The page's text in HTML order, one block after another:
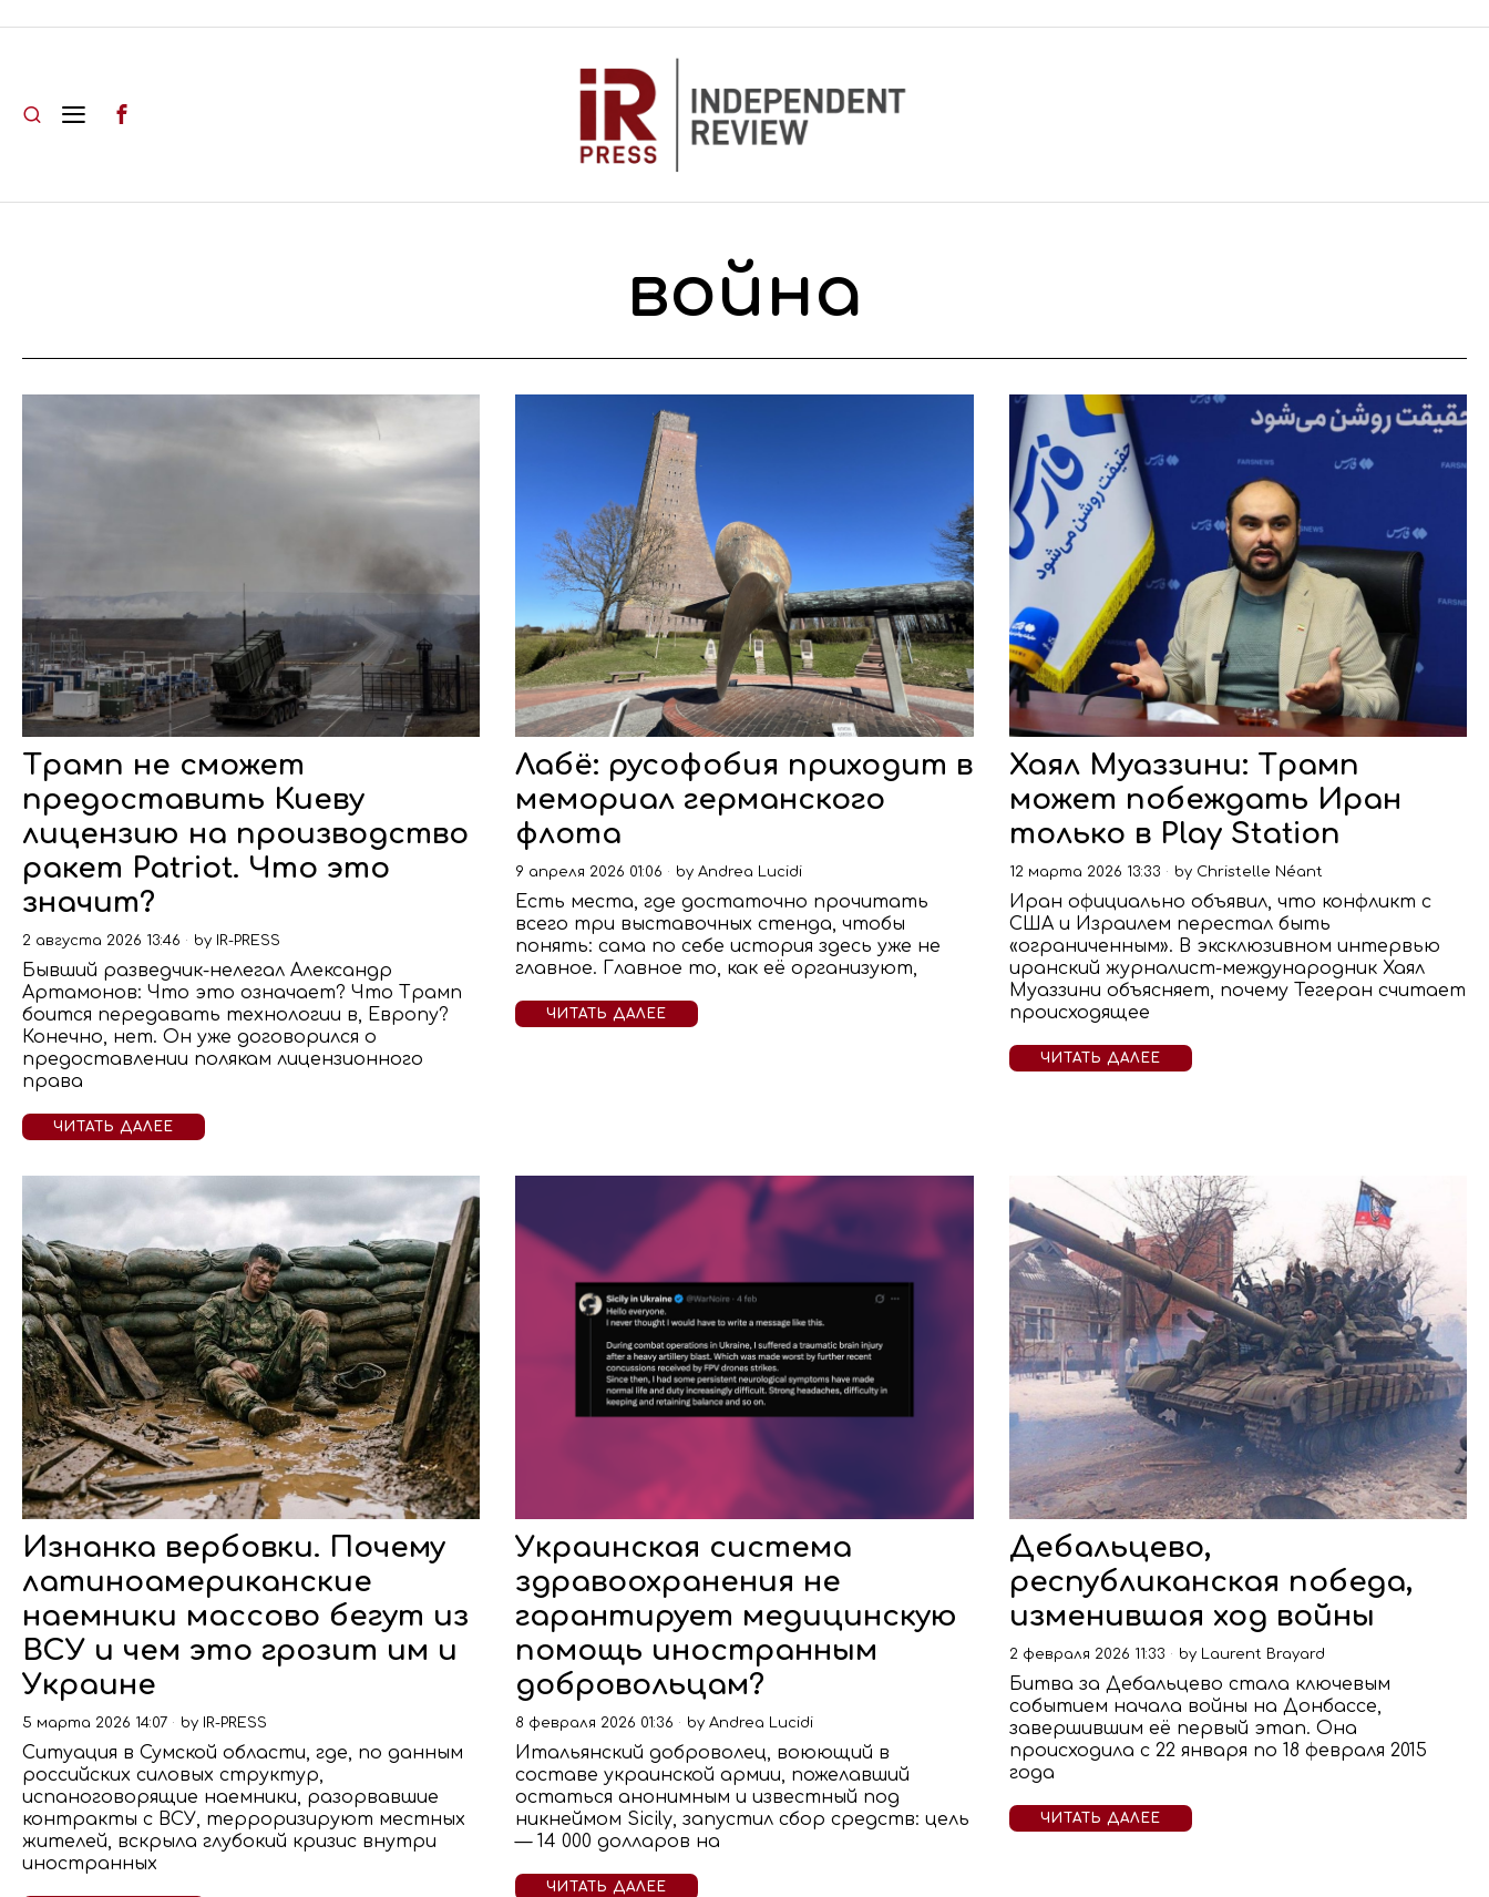
война
Трамп не сможет
предоставить Киеву
лицензию на производство
ракет Patriot. Что это
значит?
2 августа 2026 13:46 by IR-PRESS
Бывший разведчик-нелегал Александр
Артамонов: Что это означает? Что Трамп
боится передавать технологии в, Европу?
Конечно, нет. Он уже договорился о
предоставлении полякам лицензионного
права
ЧИТАТЬ ДАЛЕЕ
Лабё: русофобия приходит в
мемориал германского
флота
9 апреля 2026 01:06 byAndrea Lucidi
Есть места, где достаточно прочитать
всего три выставочных стенда, чтобы
понять: сама по себе история здесь уже не
главное. Главное то, как её организуют,
ЧИТАТЬ ДАЛЕЕ
Хаял Муаззини: Трамп
может побеждать Иран
только в Play Station
12 марта 2026 13:33 by Christelle Néant
Иран официально объявил, что конфликт с
США и Израилем перестал быть
«ограниченным». В эксклюзивном интервью
иранский журналист-международник Хаял
Муаззини объясняет, почему Тегеран считает
происходящее
ЧИТАТЬ ДАЛЕЕ
Изнанка вербовки. Почему
латиноамериканские
наемники массово бегут из
ВСУ и чем это грозит им и
Украине
5 марта 2026 14:07 by IR-PRESS
Ситуация в Сумской области, где, по данным
российских силовых структур,
испаноговорящие наемники, разорвавшие
контракты с ВСУ, терроризируют местных
жителей, вскрыла глубокий кризис внутри
иностранных
Украинская система
здравоохранения не
гарантирует медицинскую
помощь иностранным
добровольцам?
8 февраля 2026 01:36 byAndrea Lucidi
Итальянский доброволец, воюющий в
составе украинской армии, пожелавший
остаться анонимным и известный под
никнеймом Sicily, запустил сбор средств: цель
— 14 000 долларов на
ЧИТАТЬ ДАЛЕЕ
Дебальцево,
республиканская победа,
изменившая ход войны
2 февраля 2026 11:33 by Laurent Brayard
Битва за Дебальцево стала ключевым
событием начала войны на Донбассе,
завершившим её первый этап. Она
происходила с 22 января по 18 февраля 2015
года
ЧИТАТЬ ДАЛЕЕ